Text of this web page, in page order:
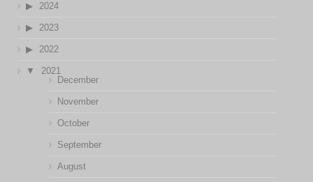
2024
2023
2022
2021
December
November
October
September
August